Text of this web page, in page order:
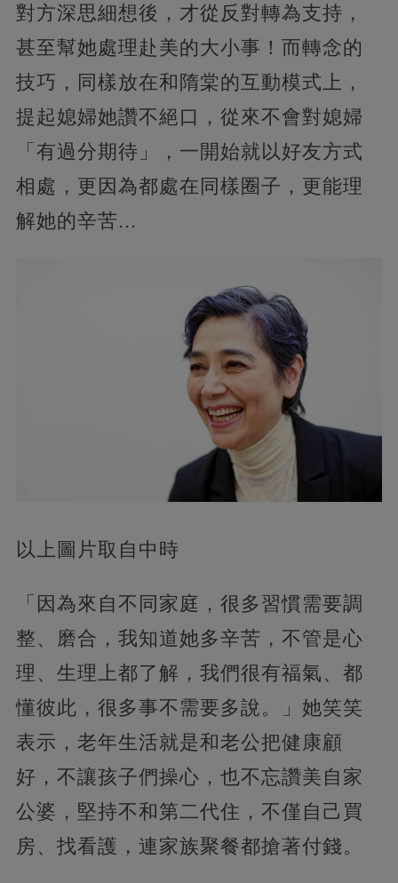
對方深思細想後，才從反對轉為支持，
甚至幫她處理赴美的大小事！而轉念的
技巧，同樣放在和隋棠的互動模式上，
提起媳婦她讚不絕口，從來不會對媳婦
「有過分期待」，一開始就以好友方式
相處，更因為都處在同樣圈子，更能理
解她的辛苦...
以上圖片取自中時
「因為來自不同家庭，很多習慣需要調
整、磨合，我知道她多辛苦，不管是心
理、生理上都了解，我們很有福氣、都
懂彼此，很多事不需要多說。」她笑笑
表示，老年生活就是和老公把健康顧
好，不讓孩子們操心，也不忘讚美自家
公婆，堅持不和第二代住，不僅自己買
房、找看護，連家族聚餐都搶著付錢。